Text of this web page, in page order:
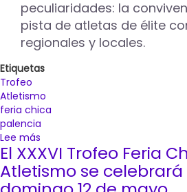
peculiaridades: la
pista de atletas de élite
regionales y locales.
Etiquetas
Trofeo
Atletismo
feria chica
palencia
Lee más
Palencia
celebrará
el
El XXXVI Trofeo Feria
Atletismo se